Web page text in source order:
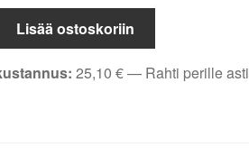
Lisää ostoskoriin
25,10 €— Rahti perille asti